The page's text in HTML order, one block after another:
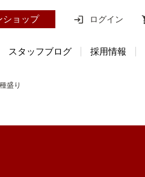
ショップ ログイン
スタッフブログ 採用情報
盛り